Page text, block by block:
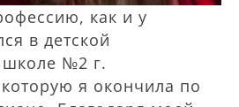
как и у
в детской
№2 г.
я окончила по